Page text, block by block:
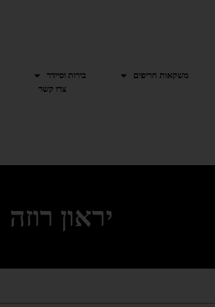
משקאות חריפים בירות וסיידר
צרו קשר
יראון רוזה